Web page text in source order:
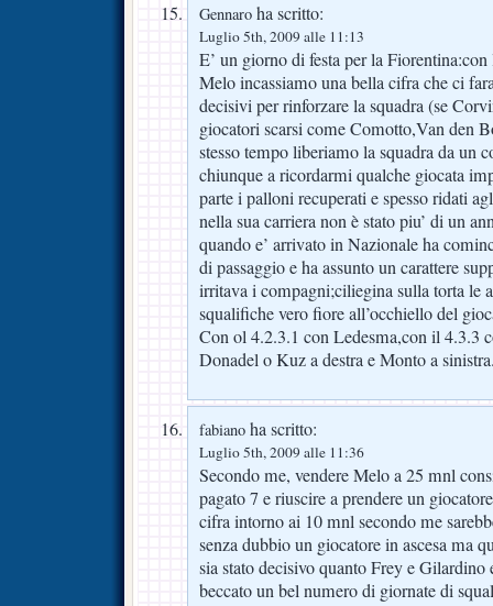
Gennaro ha scritto:
Luglio 5th, 2009 alle 11:13
E’ un giorno di festa per la
Melo incassiamo una bella cifra che ci
decisivi per rinforzare la squadra (se
giocatori scarsi come Comotto,Van den
stesso tempo liberiamo la squadra da un
chiunque a ricordarmi qualche giocata
parte i palloni recuperati e spesso ridati
nella sua carriera non è stato piu’ di un
quando e’ arrivato in Nazionale ha
di passaggio e ha assunto un carattere
irritava i compagni;ciliegina sulla torta le
squalifiche vero fiore all’occhiello del
Con ol 4.2.3.1 con Ledesma,con il 4.3.3
Donadel o Kuz a destra e Monto a
fabiano ha scritto:
Luglio 5th, 2009 alle 11:36
Secondo me, vendere Melo a 25 mnl
pagato 7 e riuscire a prendere un
cifra intorno ai 10 mnl secondo me
senza dubbio un giocatore in ascesa ma
sia stato decisivo quanto Frey e Gilardino
beccato un bel numero di giornate di